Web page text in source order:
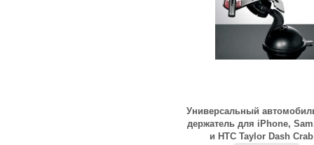
Универсальный
держатель для iPhone,
и HTC Taylor Dash Crab